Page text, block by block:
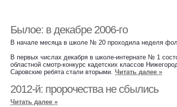
Былое: в декабре 2006-го
В начале месяца в школе № 20 проходила неделя
В первых числах декабря в школе-интернате № 1
областной смотр-конкурс кадетских классов
Саровские ребята стали вторыми. Читать далее »
2012-й: пророчества не сбылись
Читать далее »